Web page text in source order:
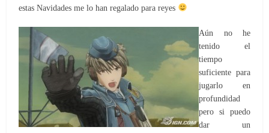
estas Navidades me lo han regalado para reyes
Aún no he
tenido el
tiempo
suficiente para
jugarlo en
profundidad
pero si puedo
dar un